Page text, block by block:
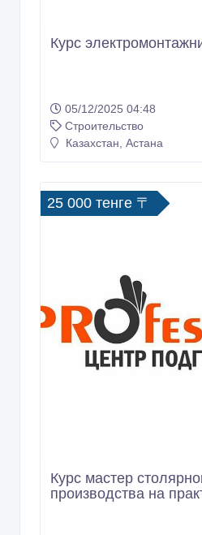
Курс
05/12/2025 04:48
Строительство
Казахстан, Астана
25 000 тенге 〒
Курс мастер
производства на